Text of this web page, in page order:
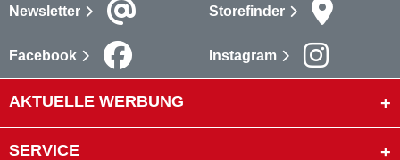
Newsletter Storefinder
Facebook Instagram
AKTUELLE WERBUNG
SERVICE